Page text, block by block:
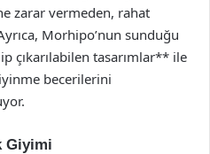
zarar vermeden, rahat
Morhipo’nun sunduğu
çıkarılabilen tasarımlar** ile
becerilerini
Giyimi